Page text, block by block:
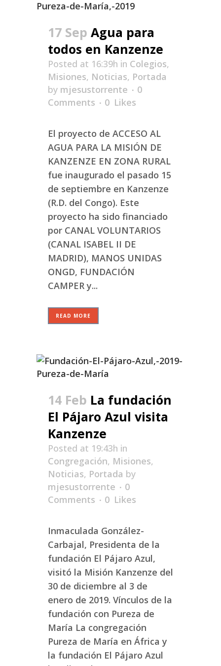
17 Sep Agua para
todos en Kanzenze
Posted at 16:39h in Colegios,
Misiones, Noticias, Portada
by mjesustorrente
0
Comments
0 Likes
El proyecto de ACCESO AL
AGUA PARA LA MISIÓN DE
KANZENZE EN ZONA RURAL
fue inaugurado el pasado 15
de septiembre en Kanzenze
(R.D. del Congo). Este
proyecto ha sido financiado
por CANAL VOLUNTARIOS
(CANAL ISABEL II DE
MADRID), MANOS UNIDAS
ONGD, FUNDACIÓN
CAMPER y...
READ MORE
14 Feb La fundación
El Pájaro Azul visita
Kanzenze
Posted at 19:43h in
Congregación, Misiones,
Noticias, Portada by
mjesustorrente
0
Comments
0 Likes
Inmaculada González-
Carbajal, Presidenta de la
fundación El Pájaro Azul,
visitó la Misión Kanzenze del
30 de diciembre al 3 de
enero de 2019. Vínculos de la
fundación con Pureza de
María La congregación
Pureza de María en África y
la fundación El Pájaro Azul